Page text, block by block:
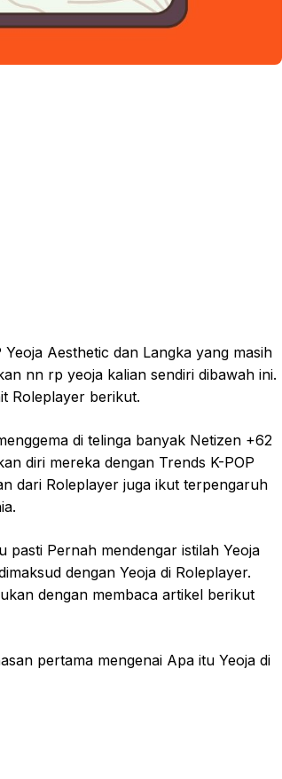
Aesthetic dan Langka yang masih
nn rp yeoja kalian sendiri dibawah ini.
Roleplayer berikut.
di telinga banyak Netizen +62
diri mereka dengan Trends K-POP
dari Roleplayer juga ikut terpengaruh
pasti Pernah mendengar istilah Yeoja
dengan Yeoja di Roleplayer.
dengan membaca artikel berikut
pertama mengenai Apa itu Yeoja di